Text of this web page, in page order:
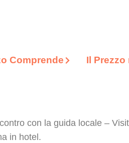
Comprende Il
con la guida locale –
in hotel.